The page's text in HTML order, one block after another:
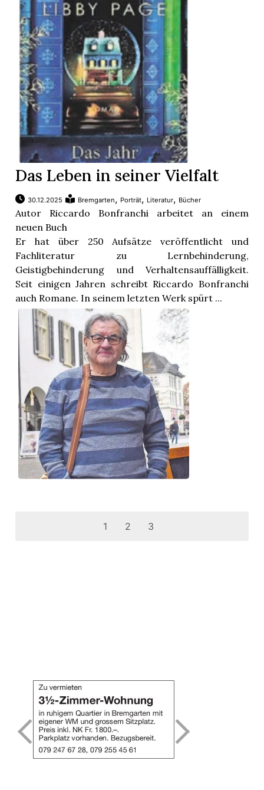
Das Leben in seiner Vielfalt
30.12.2025 Bremgarten, Porträt, Literatur, Bücher
Autor Riccardo Bonfranchi arbeitet an einem
neuen Buch
Er hat über 250 Aufsätze veröffentlicht und
Fachliteratur zu Lernbehinderung,
Geistigbehinderung und Verhaltensauffälligkeit.
Seit einigen Jahren schreibt Riccardo Bonfranchi
auch Romane. In seinem letzten Werk spürt ...
1 2 3